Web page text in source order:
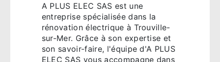
A PLUS ELEC SAS est une
entreprise spécialisée dans la
rénovation électrique à Trouville-
sur-Mer. Grâce à son expertise et
son savoir-faire, l'équipe d'A PLUS
ELEC SAS vous accompagne dans